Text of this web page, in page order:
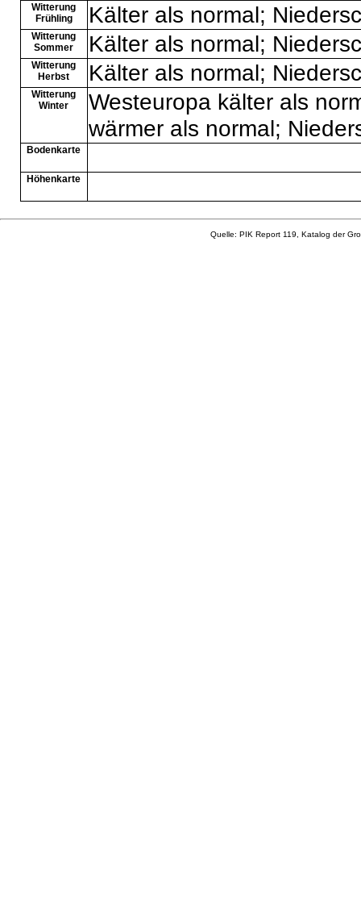
Witterung
Frühling
Kälter als normal;
Witterung
Sommer
Kälter als normal;
Witterung
Herbst
Kälter als normal;
Witterung
Winter
Westeuropa kälter als
wärmer als normal;
Bodenkarte
Höhenkarte
Quelle: PIK Report 119, Katalog der